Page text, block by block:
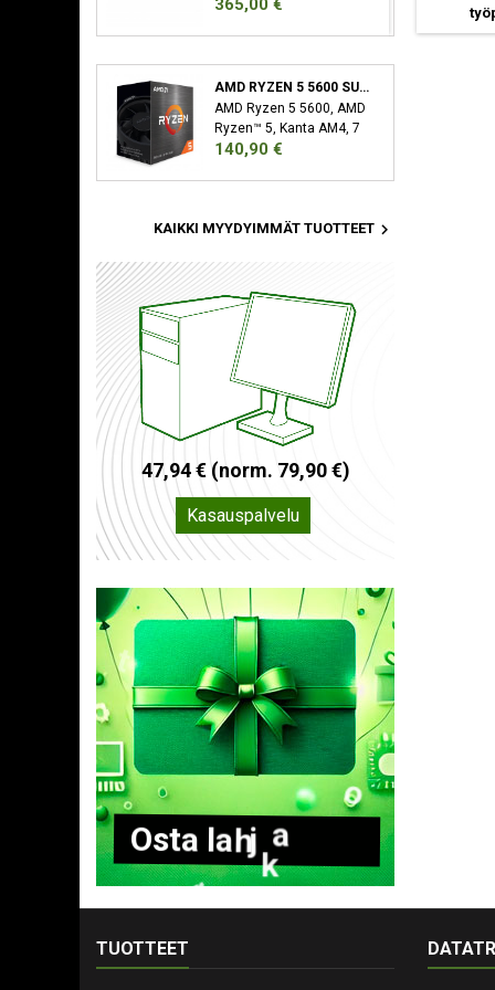
7000 MB/s
365,00 €
AMD RYZEN 5 5600 SUORITIN 3,5 GHZ 32 MB L3 LAATIKKO
AMD Ryzen 5 5600, AMD
Ryzen™ 5, Kanta AM4, 7
nm, AMD, 3,5 GHz, 4,4
Hinta
140,90 €
KAIKKI MYYDYIMMÄT TUOTTEET 
47,94€ (norm. 79,90€)
Kasauspalvelu
Osta lahj ak
työpäivää
TUOTTEET